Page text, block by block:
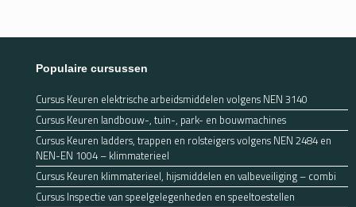
Populaire cursussen
Cursus Keuren elektrische arbeidsmiddelen volgens NEN 3140
Cursus Keuren landbouw-, tuin-, park- en bouwmachines
Cursus Keuren ladders, trappen en rolsteigers volgens NEN 2484 en
NEN-EN 1004 – klimmaterieel
Cursus Keuren klimmaterieel, hijsmiddelen en valbeveiliging – combi
Cursus Inspectie van speelgelegenheden en speeltoestellen